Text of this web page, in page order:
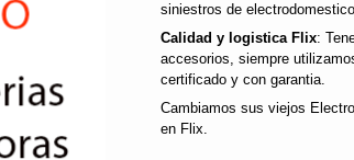
siniestros de
Calidad y logistica Flix:
accesorios, siempre
certificado y con garantia.
Cambiamos sus viejos
en Flix.